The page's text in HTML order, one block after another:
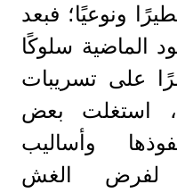
ونوعيًا؛ فبعد
الماضية سلوكًا
على تسريبات
استغلت بعض
وأساليب
لفرض الغش